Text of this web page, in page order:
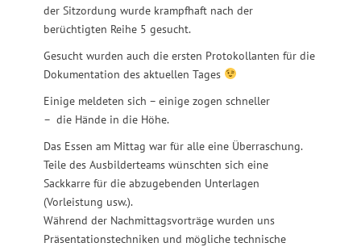
der Sitzordung wurde krampfhaft nach der
berüchtigten Reihe 5 gesucht.
Gesucht wurden auch die ersten Protokollanten für die
Dokumentation des aktuellen Tages
Einige meldeten sich – einige zogen schneller
– die Hände in die Höhe.
Das Essen am Mittag war für alle eine Überraschung.
Teile des Ausbilderteams wünschten sich eine
Sackkarre für die abzugebenden Unterlagen
(Vorleistung usw.).
Während der Nachmittagsvorträge wurden uns
Präsentationstechniken und mögliche technische